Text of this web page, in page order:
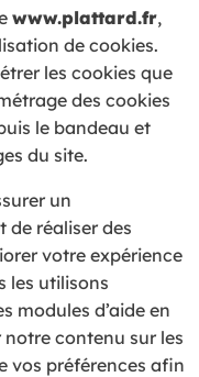
www.plattard.fr,
de cookies.
les cookies que
des cookies
le bandeau et
du site.
un
réaliser des
votre expérience
les utilisons
modules d’aide en
contenu sur les
vos préférences afin